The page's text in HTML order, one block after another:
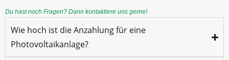
Du hast noch Fragen? Dann kontaktiere uns gerne!
Wie hoch ist die Anzahlung für eine
Photovoltaikanlage?